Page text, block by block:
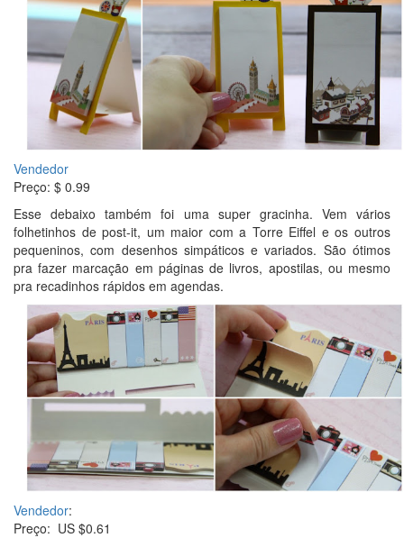
Vendedor
Preço: $ 0.99
Esse debaixo também foi uma super gracinha. Vem vários
folhetinhos de post-it, um maior com a Torre Eiffel e os outros
pequeninos, com desenhos simpáticos e variados. São ótimos
pra fazer marcação em páginas de livros, apostilas, ou mesmo
pra recadinhos rápidos em agendas.
Vendedor:
Preço: US $0.61